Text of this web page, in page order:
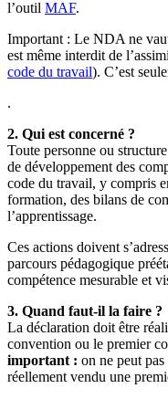
l’outil MAF.
Important : Le NDA ne
est même interdit de
code du travail). C’est
.
2. Qui est concerné ?
Toute personne ou
de développement des
code du travail, y compris
formation, des bilans de
l’apprentissage.
Ces actions doivent
parcours pédagogique
compétence mesurable et
3. Quand faut-il la faire ?
La déclaration doit être
convention ou le premier
important : on ne peut
réellement vendu une